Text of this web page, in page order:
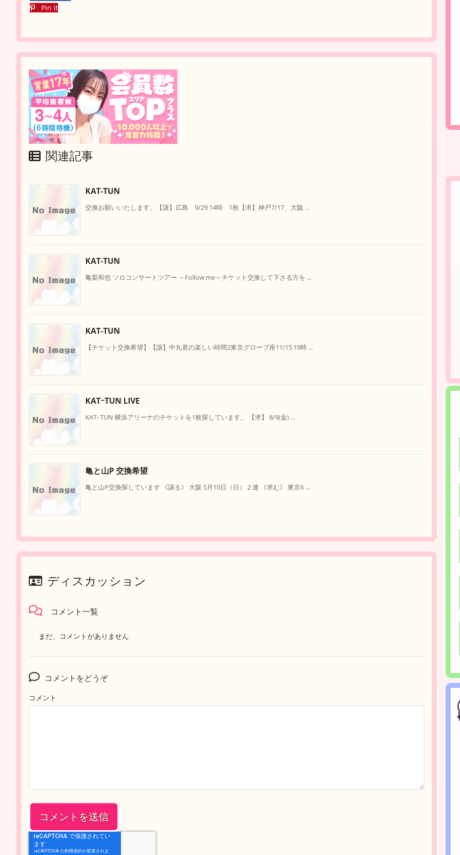
Pin it
関連記事
KAT-TUN
交換お願いいたします。【譲】広島 9/29 14時 1枚【求】神戸7/17、大阪 ...
KAT-TUN
亀梨和也 ソロコンサートツアー ～Follow me～チケット交換して下さる方を ...
KAT-TUN
【チケット交換希望】【譲】中丸君の楽しい時間2東京グローブ座11/15 19時 ...
KATｰTUN LIVE
KATｰTUN 横浜アリーナのチケットを1枚探しています。 【求】 8/9(金) ...
亀と山P 交換希望
亀と山P交換探しています 《譲る》 大阪 5月10日（日）２連 《求む》 東京6 ...
ディスカッション
コメント一覧
まだ、コメントがありません
コメントをどうぞ
コメント